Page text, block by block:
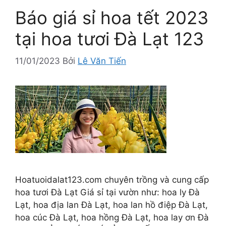
Báo giá sỉ hoa tết 2023
tại hoa tươi Đà Lạt 123
11/01/2023 Bởi Lê Văn Tiến
Hoatuoidalat123.com chuyên trồng và cung cấp
hoa tươi Đà Lạt Giá sỉ tại vườn như: hoa ly Đà
Lạt, hoa địa lan Đà Lạt, hoa lan hồ điệp Đà Lạt,
hoa cúc Đà Lạt, hoa hồng Đà Lạt, hoa lay ơn Đà